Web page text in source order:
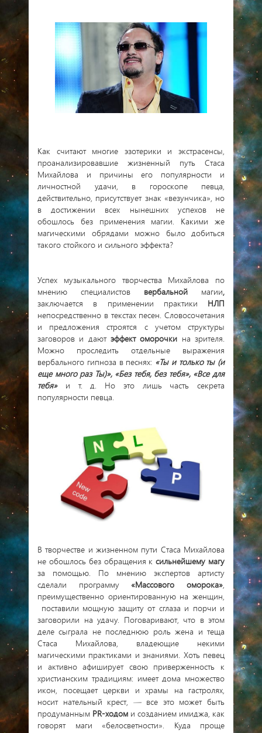
Как считают многие эзотерики и экстрасенсы,
проанализировавшие жизненный путь Стаса
Михайлова и причины его популярности и
личностной удачи, в гороскопе певца,
действительно, присутствует знак «везунчика», но
в достижении всех нынешних успехов не
обошлось без применения магии. Какими же
магическими обрядами можно было добиться
такого стойкого и сильного эффекта?
Успех музыкального творчества Михайлова по
мнению специалистов вербальной магии,
заключается в применении практики НЛП
непосредственно в текстах песен. Словосочетания
и предложения строятся с учетом структуры
заговоров и дают эффект оморочки на зрителя.
Можно проследить отдельные выражения
вербального гипноза в песнях: «Ты и только ты (и
еще много раз Ты)», «Без тебя, без тебя», «Все для
тебя»и т. д. Но это лишь часть секрета
популярности певца.
В творчестве и жизненном пути Стаса Михайлова
не обошлось без обращения ксильнейшему магу
за помощью. По мнению экспертов артисту
сделали программу«Массового оморока»,
преимущественно ориентированную на женщин,
поставили мощную защиту от сглаза и порчи и
заговорили на удачу. Поговаривают, что в этом
деле сыграла не последнюю роль жена и теща
Стаса Михайлова, владеющие некими
магическими практиками и знаниями. Хоть певец
и активно афиширует свою приверженность к
христианским традициям: имеет дома множество
икон, посещает церкви и храмы на гастролях,
носит нательный крест, — все это может быть
продуманным PR-ходом и созданием имиджа, как
говорят маги «белосветности». Куда проще